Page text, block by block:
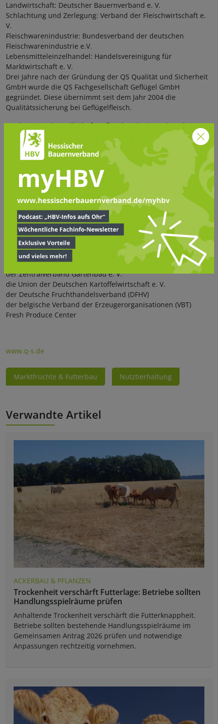
Landwirtschaft: Deutscher Bauernverband e. V.
Schlachtung und Zerlegung: Verband der Fleischwirtschaft e.
V.
Fleischwarenindustrie: Bundesverband der deutschen
Fleischwarenindustrie e.V.
Lebensmitteleinzelhandel: Handelsvereinigung für
Marktwirtschaft e. V.
Drei Jahre nach der Gründung der QS Qualität und Sicherheit
GmbH wurde die QS Fachgesellschaft Geflügel GmbH
gegründet. Diese übernimmt seit dem Jahr 2004 die
Qualitätssicherung bei Geflügelfleisch.
An der QS Fachgesellschaft Geflügel GmbH ist neben der QS
Qualität und Sicherheit GmbH der Zentralverband der
Deutschen Geflügelwirtschaft e.V. beteiligt.
Um auch den speziellen Anforderungen der
Qualitätssicherung in Anbau und Vermarktung von Obst,
Gemüse und Kartoffeln gerecht zu werden, wurde im Jahr
2004 auch die QS Fachgesellschaft Obst-Gemüse-Kartoffeln
GmbH gegründet. An ihr sind neben der QS Qualität und
Sicherheit GmbH folgende Verbände und Organisationen
beteiligt:
der Bundesausschuss Obst und Gemüse (BOG)
die Bundesvereinigung der Erzeugerorganisationen Obst und
Gemüse e. V.
der Zentralverband Gartenbau e. V.
die Union der Deutschen Kartoffelwirtschaft e. V.
der Deutsche Fruchthandelsverband (DFHV)
der belgische Verband der Erzeugerorganisationen (VBT)
Fresh Produce Center
www.q-s.de
Marktfrüchte & Futterbau Nutztierhaltung
Verwandte Artikel
ACKERBAU & PFLANZEN
Trockenheit verschärft Futterlage: Betriebe sollten
Handlungsspielräume prüfen
Anhaltende Trockenheit verschärft die Futterknappheit.
Betriebe sollten bestehende Handlungsspielräume im
Gemeinsamen Antrag 2026 prüfen und notwendige
Anpassungen rechtzeitig vornehmen.